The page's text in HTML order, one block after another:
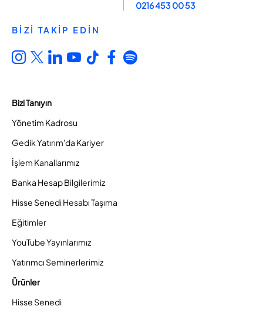
0216 453 00 53
BİZİ TAKİP EDİN
Bizi Tanıyın
Yönetim Kadrosu
Gedik Yatırım'da Kariyer
İşlem Kanallarımız
Banka Hesap Bilgilerimiz
Hisse Senedi Hesabı Taşıma
Eğitimler
YouTube Yayınlarımız
Yatırımcı Seminerlerimiz
Ürünler
Hisse Senedi